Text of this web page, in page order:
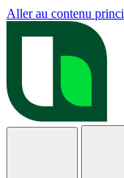
Aller au contenu